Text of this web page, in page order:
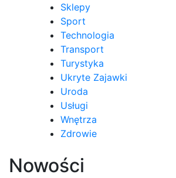
Sklepy
Sport
Technologia
Transport
Turystyka
Ukryte Zajawki
Uroda
Usługi
Wnętrza
Zdrowie
Nowości